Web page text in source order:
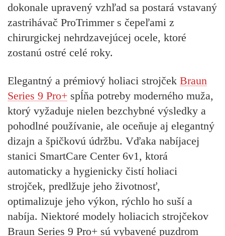
dokonale upravený vzhľad sa postará vstavaný
zastrihávač ProTrimmer s čepeľami z
chirurgickej nehrdzavejúcej ocele, ktoré
zostanú ostré celé roky.
Elegantný a prémiový holiaci strojček Braun
Series 9 Pro+ spĺňa potreby moderného muža,
ktorý vyžaduje nielen bezchybné výsledky a
pohodlné používanie, ale oceňuje aj elegantný
dizajn a špičkovú údržbu. Vďaka nabíjacej
stanici SmartCare Center 6v1, ktorá
automaticky a hygienicky čistí holiaci
strojček, predlžuje jeho životnosť,
optimalizuje jeho výkon, rýchlo ho suší a
nabíja. Niektoré modely holiacich strojčekov
Braun Series 9 Pro+ sú vybavené puzdrom